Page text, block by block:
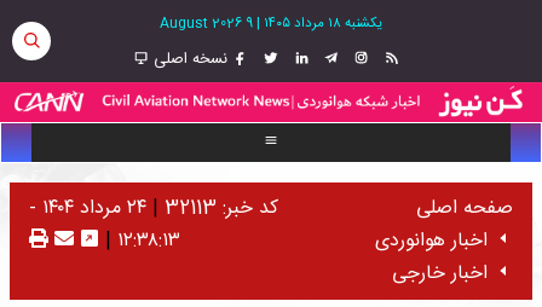
یکشنبه ۱۸ مرداد ۱۴۰۵ |
9 August 2026
نسخه اصلی
صفحه اصلی
اخبار هوانوردی
اخبار خارجی
کد خبر: 32113 |
۲۴ مرداد ۱۴۰۴ -
۱۲:۳۸:۱۳ |